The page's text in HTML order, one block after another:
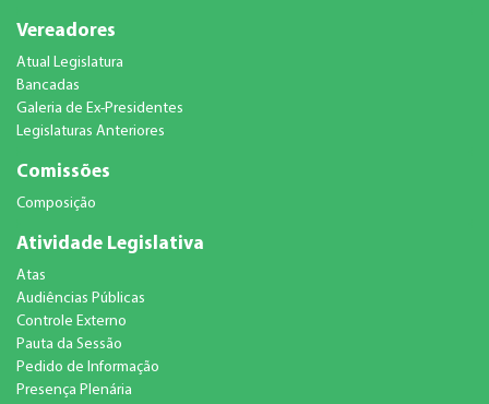
Vereadores
Atual Legislatura
Bancadas
Galeria de Ex-Presidentes
Legislaturas Anteriores
Comissões
Composição
Atividade Legislativa
Atas
Audiências Públicas
Controle Externo
Pauta da Sessão
Pedido de Informação
Presença Plenária